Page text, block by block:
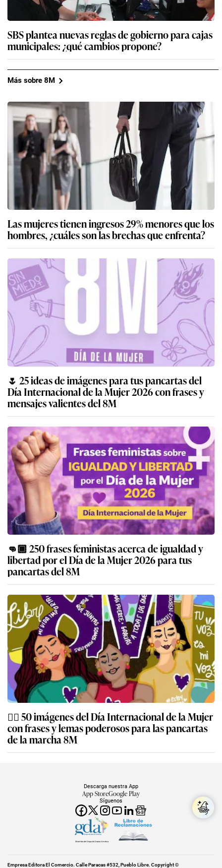
SBS plantea nuevas reglas de gobierno para cajas
municipales: ¿qué cambios propone?
Más sobre 8M
Las mujeres tienen ingresos 29% menores que los
hombres, ¿cuáles son las brechas que enfrenta?
🌷 25 ideas de imágenes para tus pancartas del
Día Internacional de la Mujer 2026 con frases y
mensajes valientes del 8M
👊🏾 250 frases feministas acerca de igualdad y
libertad por el Día de la Mujer 2026 para tus
pancartas del 8M
🏋️‍♀️ 50 imágenes del Día Internacional de la Mujer
con frases y lemas poderosos para las pancartas
de la marcha 8M
Síguenos
Descarga nuestra App
App StoreGoogle Play
Miembro del Grupo de Diarios América
Empresa Editora El Comercio. Calle Paracas #532, Pueblo Libre. Copyright ©